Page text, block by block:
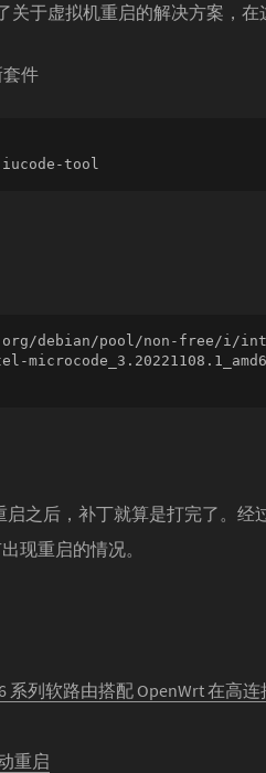
关于虚拟机重启的解决方案，在
件
tool
debian/pool/non-free/i/intel-
之后，补丁就算是打完了。经
现重启的情况。
系列软路由搭配 OpenWrt 在高
重启